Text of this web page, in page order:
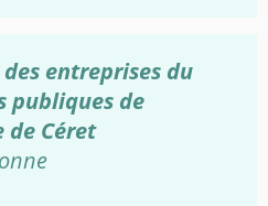
entreprises du
publiques de
de Céret